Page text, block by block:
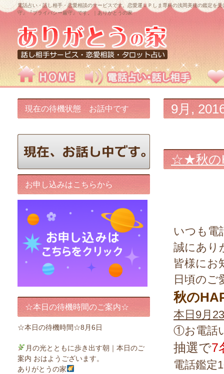
電話占い・話し相手・恋愛相談のサービスです。恋愛運ＵＰしま専科の浅岡美穂の鑑定
守』『プライバシー厳守』です。｜ありがとうの家
9月,
☆★秋の
いつも電
誠にあり
皆様にお
日頃のご
秋の
本日9月
①お電話
抽選で7
電話鑑定
現在の待機状態 お話中です
お申し込みはこちらから
☆本日の待機時間のご案内☆
☆本日の待機時間☆8月6日
月の光とともに歩き出す朝｜本日のご
案内 おはようございます。
ありがとうの家